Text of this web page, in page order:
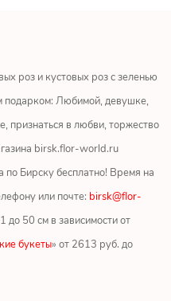
роз и кустовых роз с зеленью
подарком: Любимой, девушке,
признаться в любви, торжество
birsk.flor-world.ru
по Бирску бесплатно! Время на
или почте: birsk@flor-
до 50 см в зависимости от
букеты» от 2613 руб. до